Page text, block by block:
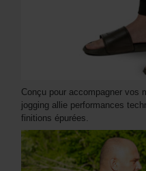
Conçu pour accompagner vos
jogging allie performances
finitions épurées.